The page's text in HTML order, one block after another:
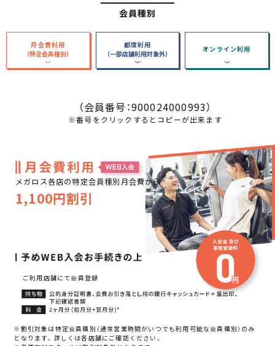
会員種別
月会費利用
（特定会員種別）
都度利用
（一部店舗利用対象外）
オンライン利用
（会員番号：900024000993）
※番号をクリックするとコピーが出来ます
メガロス各店の特定会員種別月会費から
1,100円割引
ご利用店舗にて会員登録
※割引対象は特定会員種別（通常営業時間がいつでも利用可能な会員種別）のみ
となります。詳しくは各店舗にご確認ください。